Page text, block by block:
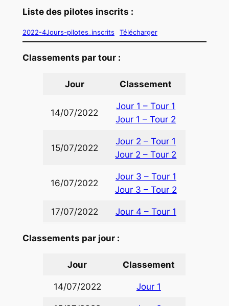
Liste des pilotes inscrits :
2022-4Jours-pilotes_inscrits Télécharger
Classements par tour :
Jour Classement
14/07/2022
Jour 1 – Tour 1
Jour 1 – Tour 2
15/07/2022
Jour 2 – Tour 1
Jour 2 – Tour 2
16/07/2022
Jour 3 – Tour 1
Jour 3 – Tour 2
17/07/2022 Jour 4 – Tour 1
Classements par jour :
Jour Classement
14/07/2022 Jour 1